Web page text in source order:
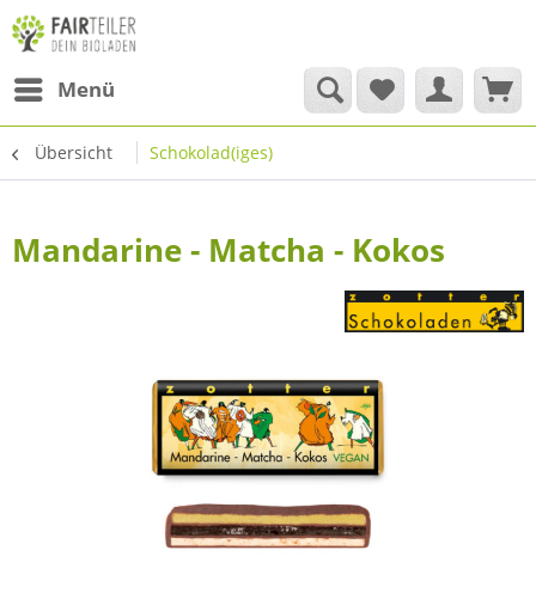
Menü
Übersicht Schokolad(iges)
Mandarine - Matcha - Kokos